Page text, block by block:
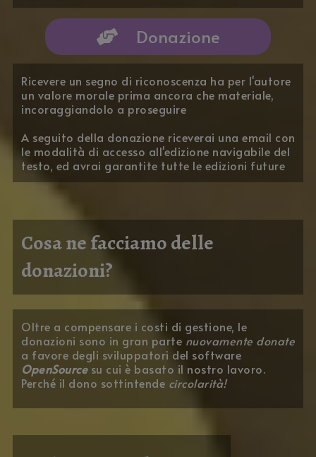
Donazione
Ricevere un segno di riconoscenza ha per l'autore
un valore morale prima ancora che materiale,
incoraggiandolo a proseguire
A seguito della donazione riceverai una email con
le modalità di accesso all'edizione navigabile del
testo, ed avrai garantite tutte le edizioni future
Cosa ne facciamo delle
donazioni?
Oltre a compensare i costi di gestione, le
donazioni sono in gran parte nuovamente donate
a favore degli sviluppatori del software
OpenSourcesu cui è basato il nostro lavoro.
Perché il dono sottintende circolarità!